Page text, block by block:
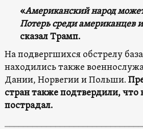
«Американский народ
Потерь среди американцев
сказал Трамп.
На подвергшихся обстрелу
находились также
Дании, Норвегии и Польши.
стран также подтвердили, что
пострадал.